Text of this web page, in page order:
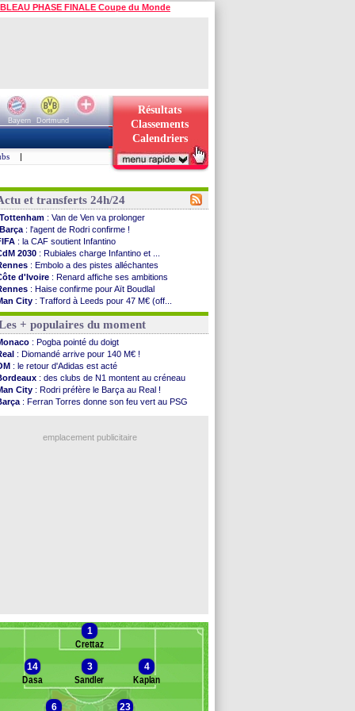
PHASE FINALE Coupe du Monde
Bayern
Dortmund
Résultats
Classements
Calendriers
|
et transferts 24h/24
Tottenham : Van de Ven va prolonger
Barça : l'agent de Rodri confirme !
: la CAF soutient Infantino
2030 : Rubiales charge Infantino et ...
: Embolo a des pistes alléchantes
d'Ivoire : Renard affiche ses ambitions
: Haise confirme pour Aït Boudlal
City : Trafford à Leeds pour 47 M€ (off...
Utd: Zirkzee vers la Juventus ?
: Monaco s'impose contre Getafe
: Der Zakarian et sa relation avec Kita
: le club prêt à libérer Kondogbia ?
: le message touchant d'Akliouche
: Tebas en remet une couche
: l'UEFA maintient la pression
: Tebas encense Luis Enrique
: Vinicius jusqu'en 2032 (officiel)
: c'est confirmé pour Vinicius
+ populaires du moment
: Pogba pointé du doigt
: Diomandé arrive pour 140 M€ !
: le retour d'Adidas est acté
: des clubs de N1 montent au créneau
City : Rodri préfère le Barça au Real !
: Ferran Torres donne son feu vert au PSG
emplacement publicitaire
1
Crettaz
14
Dasa
3
Sandler
4
Kaplan
6
23